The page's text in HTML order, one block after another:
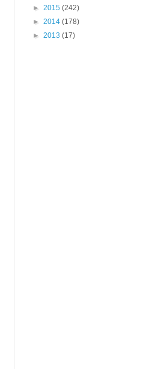
► 2015 (242)
► 2014 (178)
► 2013 (17)